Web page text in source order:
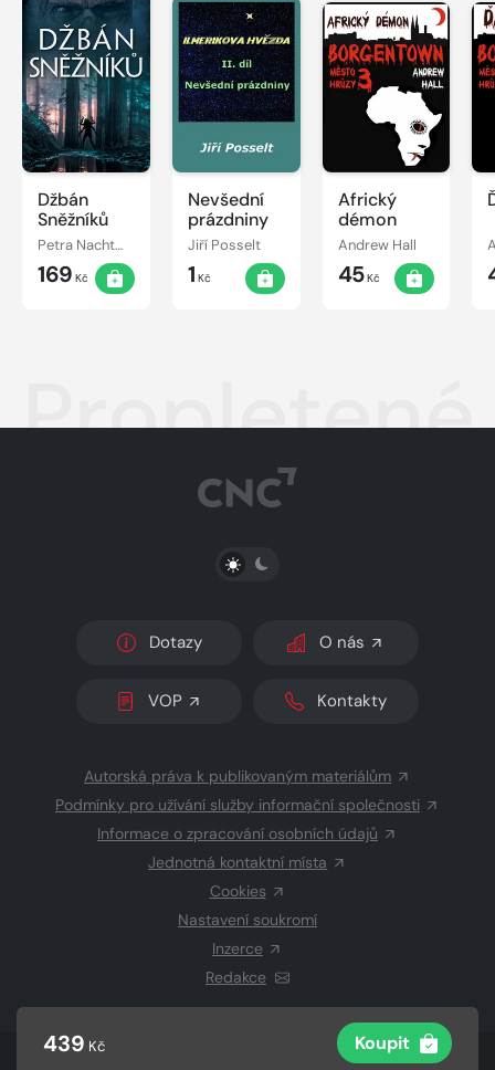
439 Kč Koupit
Džbán
Sněžníků
Petra Nachtmanová
169 Kč
Nevšední
prázdniny
Jiří Posselt
1 Kč
Africký
démon
Andrew Hall
45Kč
PŘEPNOUT SVĚTLÝ/TMAVÝ REŽIM
Dotazy O nás
VOP Kontakty
Autorská práva k publikovaným materiálům
Podmínky pro užívání služby informační společnosti
Informace o zpracování osobních údajů
Jednotná kontaktní místa
Cookies
Nastavení soukromí
Inzerce
Redakce
CZECH NEWS CENTER a.s.a dodavatelé